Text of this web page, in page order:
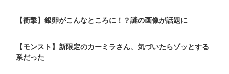
【衝撃】銀卵がこんなところに！？謎の画像が話題に
【モンスト】新限定のカーミラさん、気づいたらゾッとする
系だった